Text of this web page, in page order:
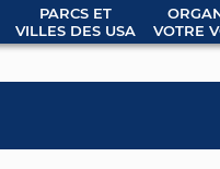
PARCS ET
VILLES DES USA
VOTRE